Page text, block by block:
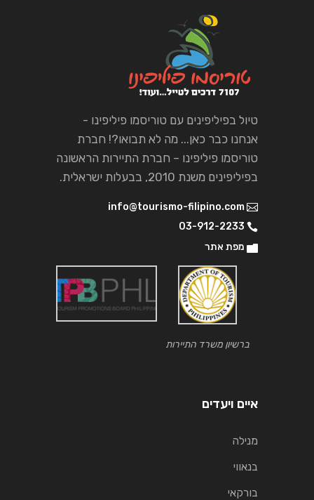
טיול בפיליפינים עם טוריסמו פיליפינו -
אנחנו כבר כאן... מה לא תבואו?! חברת
טוריסמו פיליפינו – חברת התיירות הראשונה
בפיליפינים משנת 2010, בבעלות ישראלית.
info@tourismo-filipino.com
03-912-2233
מפת אתר
ברשיון משרד התיירות
איים ויעדים
מנילה
בנאווי
בורקאי